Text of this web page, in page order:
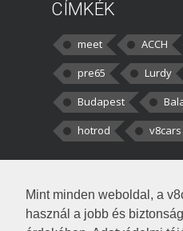
Mint minden weboldal, a
használ a jobb és
CÍMKÉK
meet ACCH
pre65
Lurdy
Budapest
hotrod
v8cars
kortisz:
darabbaal számoltam.